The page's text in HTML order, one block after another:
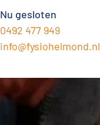
Nu gesloten
0492 477 949
info@fysiohelmond.nl